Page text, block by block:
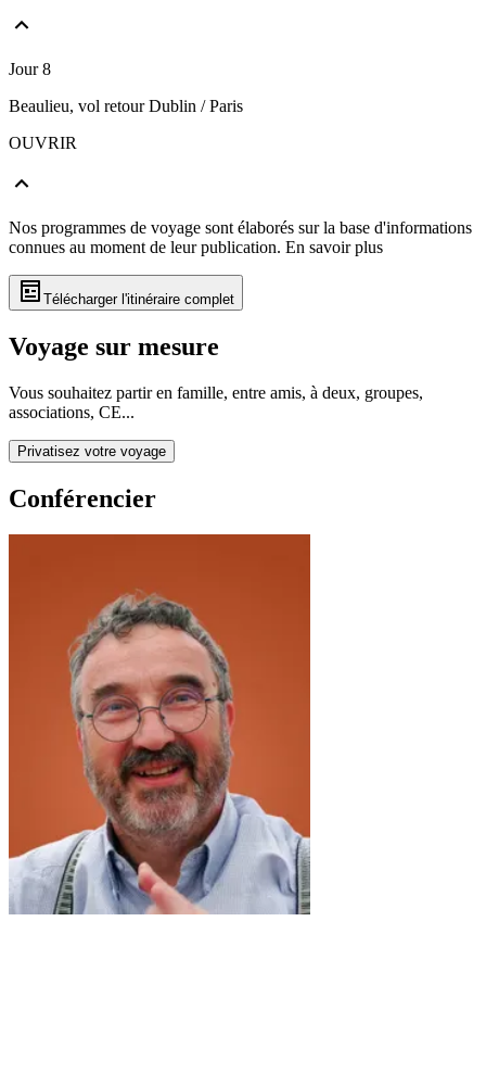
Jour 8
Beaulieu, vol retour Dublin / Paris
OUVRIR
Nos programmes de voyage sont élaborés sur la base d'informations
connues au moment de leur publication. En savoir plus
Télécharger l'itinéraire complet
Voyage sur mesure
Vous souhaitez partir en famille, entre amis, à deux, groupes,
associations, CE...
Privatisez votre voyage
Conférencier